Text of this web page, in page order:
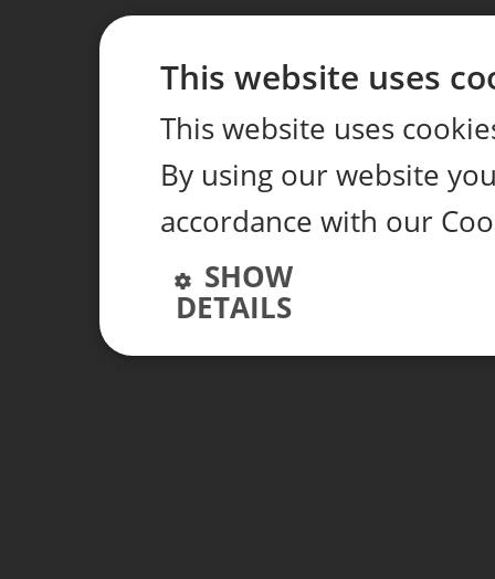
This website uses
This website uses
By using our website
accordance with our
SHOW
DETAILS